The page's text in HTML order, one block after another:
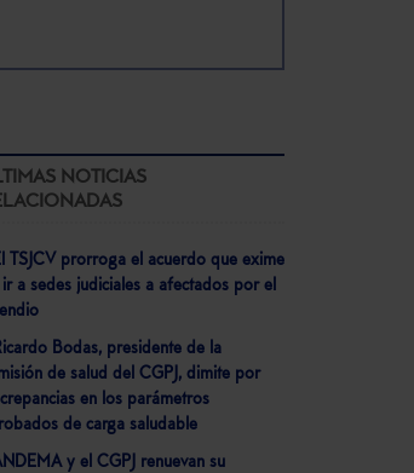
NOTICIAS
TSJCV prorroga el acuerdo que exime
a sedes judiciales a afectados por el
Bodas, presidente de la
de salud del CGPJ, dimite por
en los parámetros
de carga saludable
y el CGPJ renuevan su